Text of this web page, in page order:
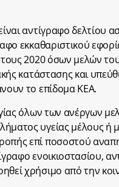
αντίγραφο δελτίου
εκκαθαριστικού
2020 όσων μελών
κατάστασης και
το επίδομα ΚΕΑ.
όλων των ανέργων
υγείας μέλους ή
επί ποσοστού
ενοικιοστασίου,
χρήσιμο από την